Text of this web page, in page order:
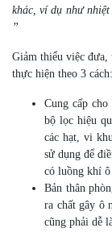
khác, ví dụ như
”
Giảm thiểu việc đưa,
thực hiện theo 3 cách:
Cung cấp
bộ lọc hiệu
các hạt, vi
sử dụng để
có luồng khí ô
Bản thân
ra chất gây ô
cũng phải dễ